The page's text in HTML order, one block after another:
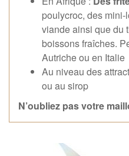
poulycroc, des
viande ainsi que du
boissons fraîches.
Autriche ou en Italie
Au niveau des
ou au sirop
N’oubliez pas votre